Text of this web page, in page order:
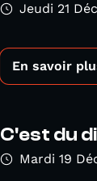
Jeudi 21
En savoir
C'est du
Mardi 19